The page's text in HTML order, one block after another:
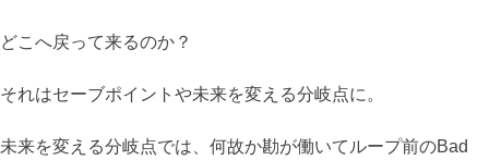
どこへ戻って来るのか？
それはセーブポイントや未来を変える分岐点に。
未来を変える分岐点では、何故か勘が働いてループ前のBad